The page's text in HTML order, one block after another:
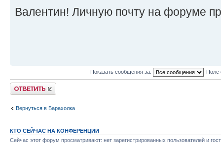
Валентин! Личную почту на форуме
Показать сообщения за: Поле
Ответить
Вернуться в Барахолка
КТО СЕЙЧАС НА КОНФЕРЕНЦИИ
Сейчас этот форум просматривают: нет зарегистрированных пользователей и